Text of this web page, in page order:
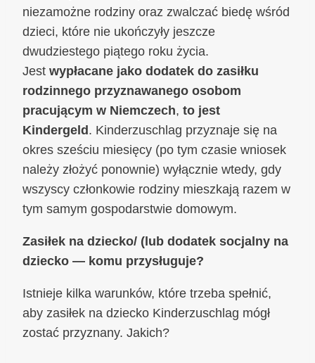
niezamożne rodziny oraz zwalczać biedę wśród
dzieci, które nie ukończyły jeszcze
dwudziestego piątego roku życia.
Jest wypłacane jako dodatek do zasiłku
rodzinnego przyznawanego osobom
pracującym w Niemczech, to jest
Kindergeld. Kinderzuschlag przyznaje się na
okres sześciu miesięcy (po tym czasie wniosek
należy złożyć ponownie) wyłącznie wtedy, gdy
wszyscy członkowie rodziny mieszkają razem w
tym samym gospodarstwie domowym.
Zasiłek na dziecko/ (lub dodatek socjalny na
dziecko — komu przysługuje?
Istnieje kilka warunków, które trzeba spełnić,
aby zasiłek na dziecko Kinderzuschlag mógł
zostać przyznany. Jakich?